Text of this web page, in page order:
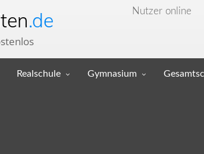
.de Nutzer online
Realschule Gymnasium